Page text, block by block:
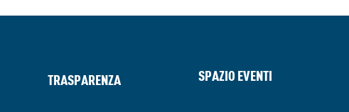
TRASPARENZA SPAZIO EVENTI